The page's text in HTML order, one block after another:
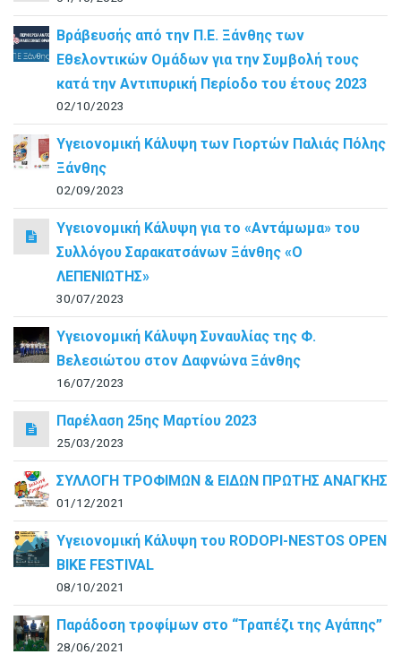
Βράβευσής από την Π.Ε. Ξάνθης των
Εθελοντικών Ομάδων για την Συμβολή τους
κατά την Αντιπυρική Περίοδο του έτους 2023
02/10/2023
Υγειονομική Κάλυψη των Γιορτών Παλιάς Πόλης
Ξάνθης
02/09/2023
Υγειονομική Κάλυψη για το «Αντάμωμα» του
Συλλόγου Σαρακατσάνων Ξάνθης «Ο
ΛΕΠΕΝΙΩΤΗΣ»
30/07/2023
Υγειονομική Κάλυψη Συναυλίας της Φ.
Βελεσιώτου στον Δαφνώνα Ξάνθης
16/07/2023
Παρέλαση 25ης Μαρτίου 2023
25/03/2023
ΣΥΛΛΟΓΗ ΤΡΟΦΙΜΩΝ & ΕΙΔΩΝ ΠΡΩΤΗΣ ΑΝΑΓΚΗΣ
01/12/2021
Υγειονομική Κάλυψη του RODOPI-NESTOS OPEN
BIKE FESTIVAL
08/10/2021
Παράδοση τροφίμων στο “Τραπέζι της Αγάπης”
28/06/2021